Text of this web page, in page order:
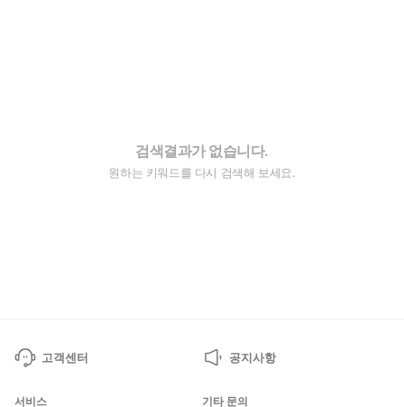
검색결과가 없습니다.
원하는 키워드를 다시 검색해 보세요.
고객센터 공지사항
서비스 기타 문의